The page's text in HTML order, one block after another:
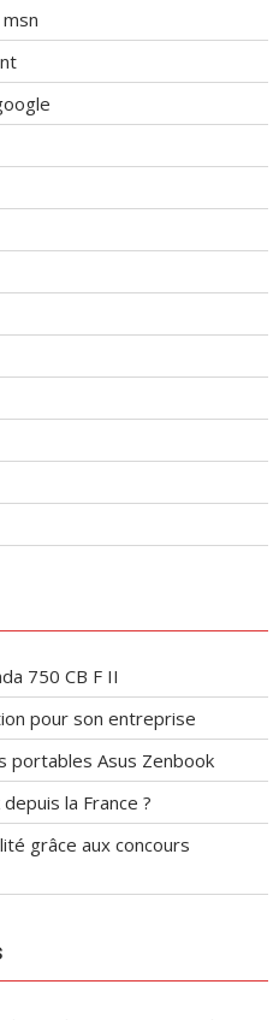
750 CB F II
pour son entreprise
portables Asus Zenbook
la France ?
grâce aux concours